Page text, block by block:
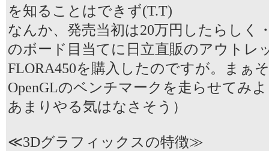
を知ることはできず(T.T)
なんか、発売当初は20万円したらしく
のボード目当てに日立直販のアウトレ
FLORA450を購入したのですが。まぁ
OpenGLのベンチマークを走らせてみ
あまりやる気はなさそう）
≪3Dグラフィックスの特徴≫